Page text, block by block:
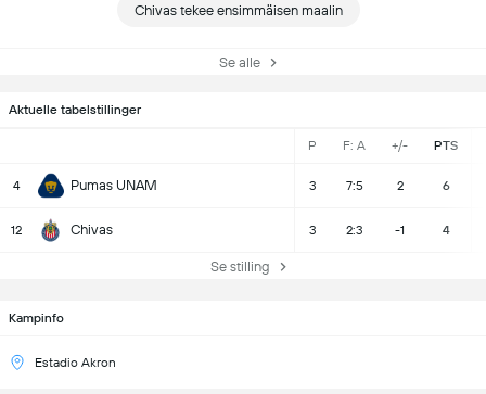
Chivas tekee ensimmäisen maalin
Se alle
Aktuelle tabelstillinger
P F: A +/- PTS
4 Pumas UNAM 3 7:5 2 6
12 Chivas 3 2:3 -1 4
Se stilling
Kampinfo
Estadio Akron